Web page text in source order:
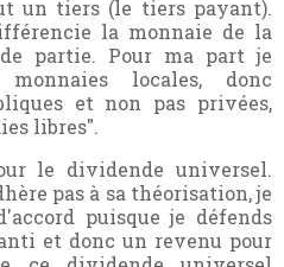
un tiers (le tiers payant).
la monnaie de la
partie. Pour ma part je
locales, donc
et non pas privées,
libres".
le dividende universel.
pas à sa théorisation, je
puisque je défends
et donc un revenu pour